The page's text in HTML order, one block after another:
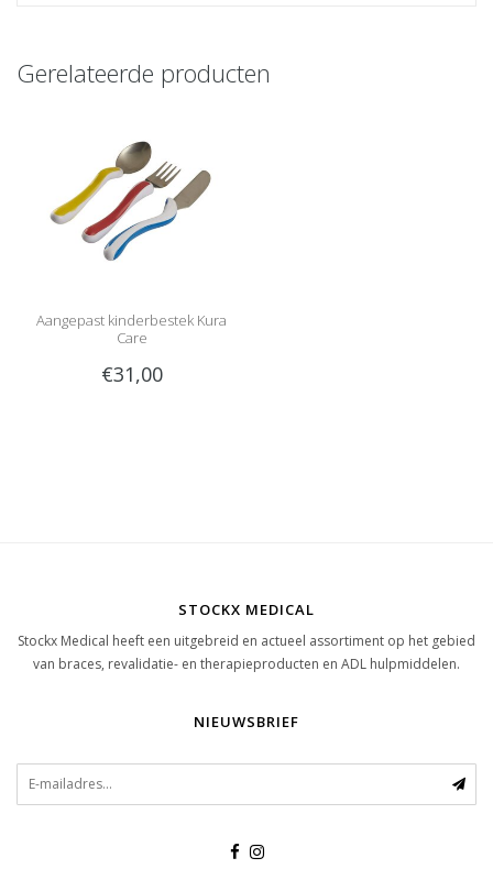
Gerelateerde producten
Aangepast kinderbestek Kura
Care
€31,00
STOCKX MEDICAL
Stockx Medical heeft een uitgebreid en actueel assortiment op het gebied
van braces, revalidatie- en therapieproducten en ADL hulpmiddelen.
NIEUWSBRIEF